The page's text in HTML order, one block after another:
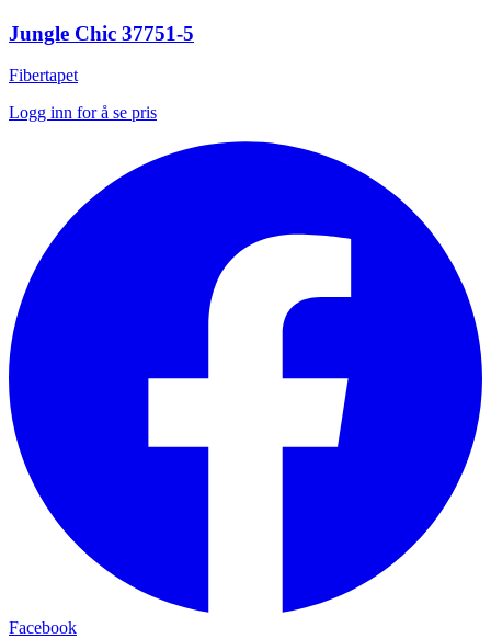
Jungle Chic 37751-5
Fibertapet
Logg inn for å se pris
Facebook